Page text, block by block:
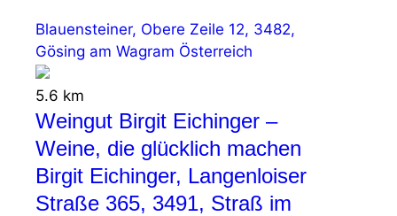
Blauensteiner, Obere Zeile 12, 3482,
Gösing am Wagram Österreich
5.6 km
Weingut Birgit Eichinger –
Weine, die glücklich machen
Birgit Eichinger, Langenloiser
Straße 365, 3491, Straß im